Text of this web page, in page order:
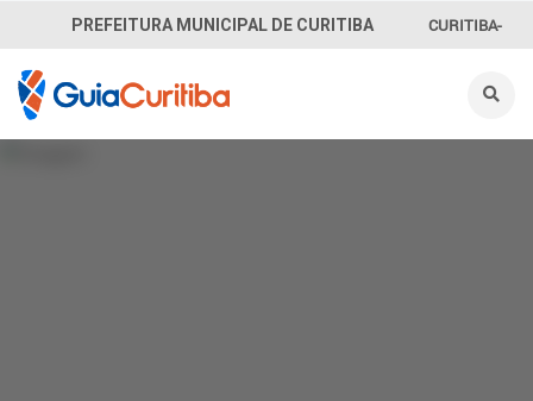
PREFEITURA MUNICIPAL DE CURITIBA CURITIBA-